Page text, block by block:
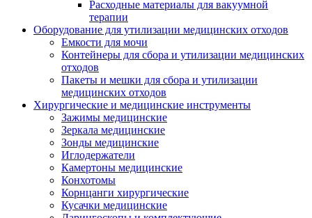
Расходные материалы для вакуумной
терапии
Оборудование для утилизации медицинских отходов
Емкости для мочи
Контейнеры для сбора и утилизации медицинских
отходов
Пакеты и мешки для сбора и утилизации
медицинских отходов
Хирургические и медицинские инструменты
Зажимы медицинские
Зеркала медицинские
Зонды медицинские
Иглодержатели
Камертоны медицинские
Конхотомы
Корнцанги хирургические
Кусачки медицинские